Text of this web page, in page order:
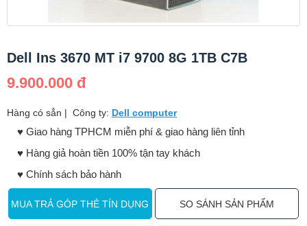
Dell Ins 3670 MT i7 9700 8G 1TB C7B
9.900.000 đ
Hàng có sẳn | Công ty: Dell computer
♥️ Giao hàng TPHCM miễn phí & giao hàng liên tỉnh
♥️ Hàng giả hoàn tiền 100% tận tay khách
♥️ Chính sách bảo hành
MUA TRẢ GÓP THẺ TÍN DỤNG SO SÁNH SẢN PHẨM